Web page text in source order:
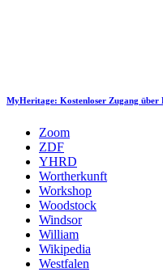
MyHeritage: Kostenloser Zugang über
Zoom
ZDF
YHRD
Wortherkunft
Workshop
Woodstock
Windsor
William
Wikipedia
Westfalen